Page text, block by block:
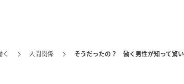
く 人間関係 そうだったの？ 働く男性が知って驚